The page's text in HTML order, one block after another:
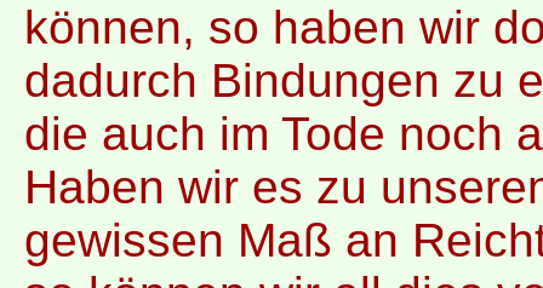
können, so haben wir
dadurch Bindungen zu
die auch im Tode noch
Haben wir es zu
gewissen Maß an